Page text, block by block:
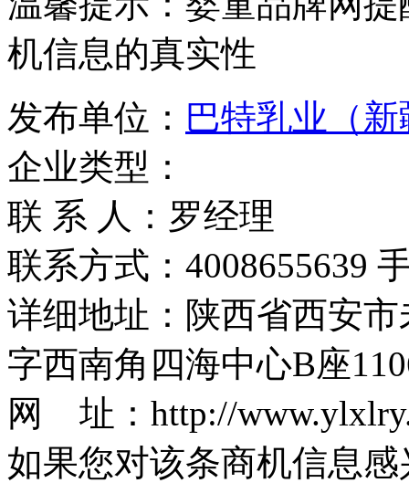
机信息的真实性
发布单位： 巴特乳业（
企业类型：
联 系 人：罗经理
联系方式：4008655639
详细地址：陕西省西安
字西南角四海中心B座
网 址：http://
如果您对该条商机信息